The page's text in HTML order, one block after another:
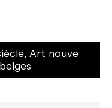
Art nouve